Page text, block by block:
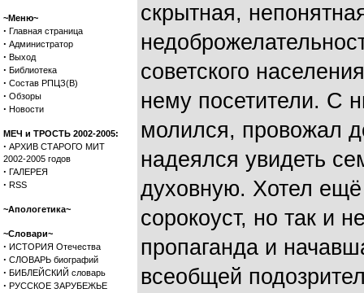
~Меню~
· Главная страница
· Администратор
· Выход
· Библиотека
· Состав РПЦЗ(В)
· Обзоры
· Новости
МЕЧ и ТРОСТЬ 2002-2005:
· АРХИВ СТАРОГО МИТ
2002-2005 годов
· ГАЛЕРЕЯ
· RSS
~Апологетика~
~Словари~
· ИСТОРИЯ Отечества
· СЛОВАРЬ биографий
· БИБЛЕЙСКИЙ словарь
· РУССКОЕ ЗАРУБЕЖЬЕ
скрытная,
советского
нему посетители. С
молился, провожал
надеялся увидеть
духовную. Хотел ещё
сорокоуст, но так и
пропаганда и
всеобщей